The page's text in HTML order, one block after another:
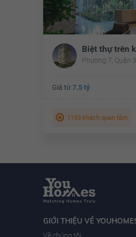
Phường 7, Quận
Giá từ7.5 tỷ
1193 khách quan tâm
GIỚI THIỆU VỀ